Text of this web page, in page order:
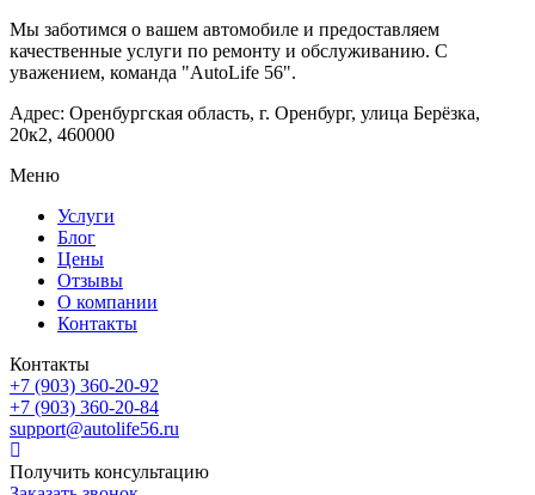
Мы заботимся о вашем автомобиле и предоставляем
качественные услуги по ремонту и обслуживанию. С
уважением, команда "AutoLife 56".
Адрес: Оренбургская область, г. Оренбург, улица Берёзка,
20к2, 460000
Меню
Услуги
Блог
Цены
Отзывы
О компании
Контакты
Контакты
+7 (903) 360-20-92
+7 (903) 360-20-84
support@autolife56.ru
Получить консультацию